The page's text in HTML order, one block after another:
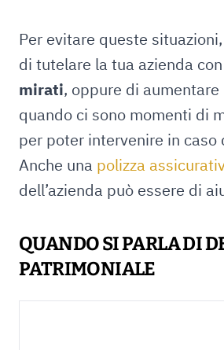
Per evitare queste
di tutelare la tua azienda con
mirati, oppure di aumentare
quando ci sono momenti di
per poter intervenire in caso
Anche una polizza
dell’azienda può essere di
QUANDO SI PARLA DI
PATRIMONIALE